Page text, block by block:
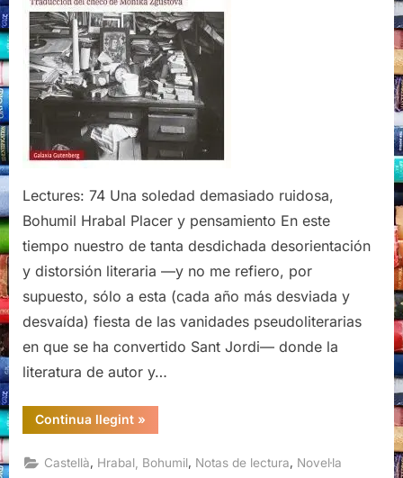
Lectures: 74 Una soledad demasiado ruidosa,
Bohumil Hrabal Placer y pensamiento En este
tiempo nuestro de tanta desdichada desorientación
y distorsión literaria —y no me refiero, por
supuesto, sólo a esta (cada año más desviada y
desvaída) fiesta de las vanidades pseudoliterarias
en que se ha convertido Sant Jordi— donde la
literatura de autor y…
Continua llegint“Una
soledad
ruidosa,
Bohumil
»
Castellà, Hrabal, Bohumil, Notas de lectura, Novel·la